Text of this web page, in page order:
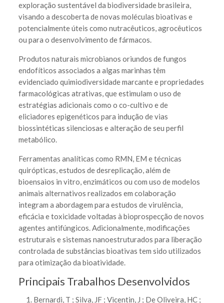
exploração sustentável da biodiversidade brasileira,
visando a descoberta de novas moléculas bioativas e
potencialmente úteis como nutracêuticos, agrocêuticos
ou para o desenvolvimento de fármacos.
Produtos naturais microbianos oriundos de fungos
endofíticos associados a algas marinhas têm
evidenciado quimiodiversidade marcante e propriedades
farmacológicas atrativas, que estimulam o uso de
estratégias adicionais como o co-cultivo e de
eliciadores epigenéticos para indução de vias
biossintéticas silenciosas e alteração de seu perfil
metabólico.
Ferramentas analíticas como RMN, EM e técnicas
quirópticas, estudos de desreplicação, além de
bioensaios in vitro, enzimáticos ou com uso de modelos
animais alternativos realizados em colaboração
integram a abordagem para estudos de virulência,
eficácia e toxicidade voltadas à bioprospecção de novos
agentes antifúngicos. Adicionalmente, modificações
estruturais e sistemas nanoestruturados para liberação
controlada de substâncias bioativas tem sido utilizados
para otimização da bioatividade.
Principais Trabalhos Desenvolvidos
Bernardi, T ; Silva, JF ; Vicentin, J ; De Oliveira, HC ;